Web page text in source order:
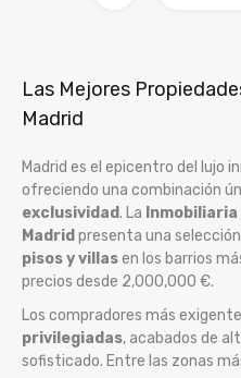
Las Mejores
Madrid
Madrid es el epicentro del lujo
ofreciendo una combinación
exclusividad. La
Madrid presenta una
pisos y villasen los barrios
precios desde 2,000,000 €.
Los compradores más
privilegiadas, acabados de
sofisticado. Entre las zonas